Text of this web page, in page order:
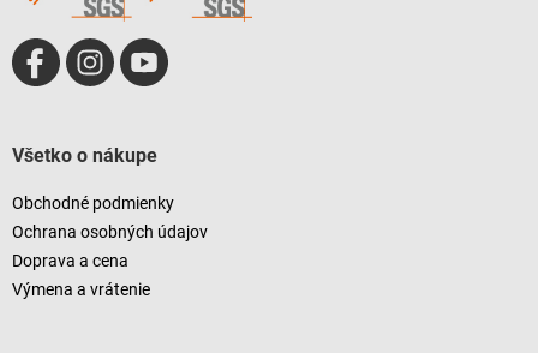
Všetko o nákupe
Obchodné podmienky
Ochrana osobných údajov
Doprava a cena
Výmena a vrátenie